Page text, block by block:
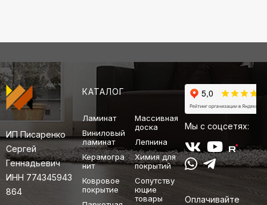
ИП Писаренко
Сергей
Геннадьевич
ИНН 774345943
864
КАТАЛОГ
Ламинат
Виниловый
ламинат
Керамогра
нит
Ковровое
покрытие
Массивная
доска
Лепнина
Химия для
покрытий
Сопутству
ющие
товары
Мы с соцсетях:
Оплачивайте